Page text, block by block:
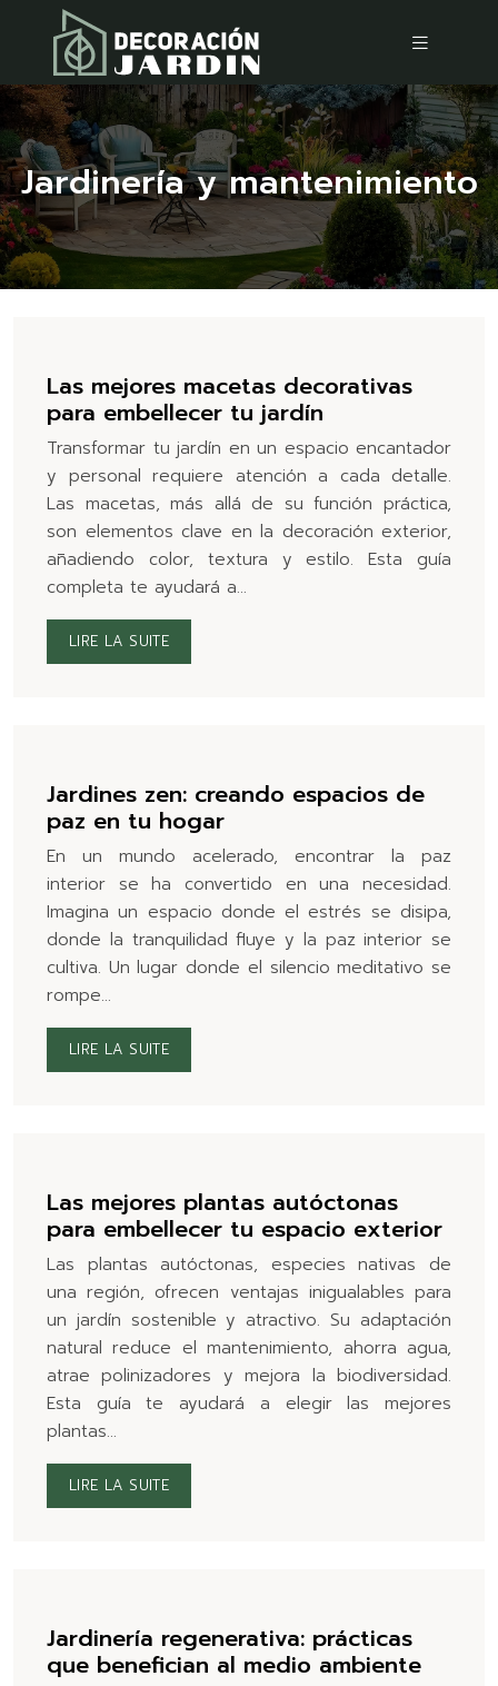
Jardinería y mantenimiento
Las mejores macetas decorativas
para embellecer tu jardín
Transformar tu jardín en un espacio encantador
y personal requiere atención a cada detalle.
Las macetas, más allá de su función práctica,
son elementos clave en la decoración exterior,
añadiendo color, textura y estilo. Esta guía
completa te ayudará a…
LIRE LA SUITE
Jardines zen: creando espacios de
paz en tu hogar
En un mundo acelerado, encontrar la paz
interior se ha convertido en una necesidad.
Imagina un espacio donde el estrés se disipa,
donde la tranquilidad fluye y la paz interior se
cultiva. Un lugar donde el silencio meditativo se
rompe…
LIRE LA SUITE
Las mejores plantas autóctonas
para embellecer tu espacio exterior
Las plantas autóctonas, especies nativas de
una región, ofrecen ventajas inigualables para
un jardín sostenible y atractivo. Su adaptación
natural reduce el mantenimiento, ahorra agua,
atrae polinizadores y mejora la biodiversidad.
Esta guía te ayudará a elegir las mejores
plantas…
LIRE LA SUITE
Jardinería regenerativa: prácticas
que benefician al medio ambiente